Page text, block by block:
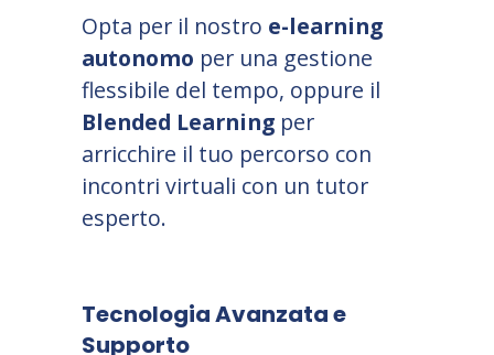
Opta per il nostro e-learning
autonomo per una gestione
flessibile del tempo, oppure il
Blended Learning per
arricchire il tuo percorso con
incontri virtuali con un tutor
esperto.
Tecnologia Avanzata e
Supporto